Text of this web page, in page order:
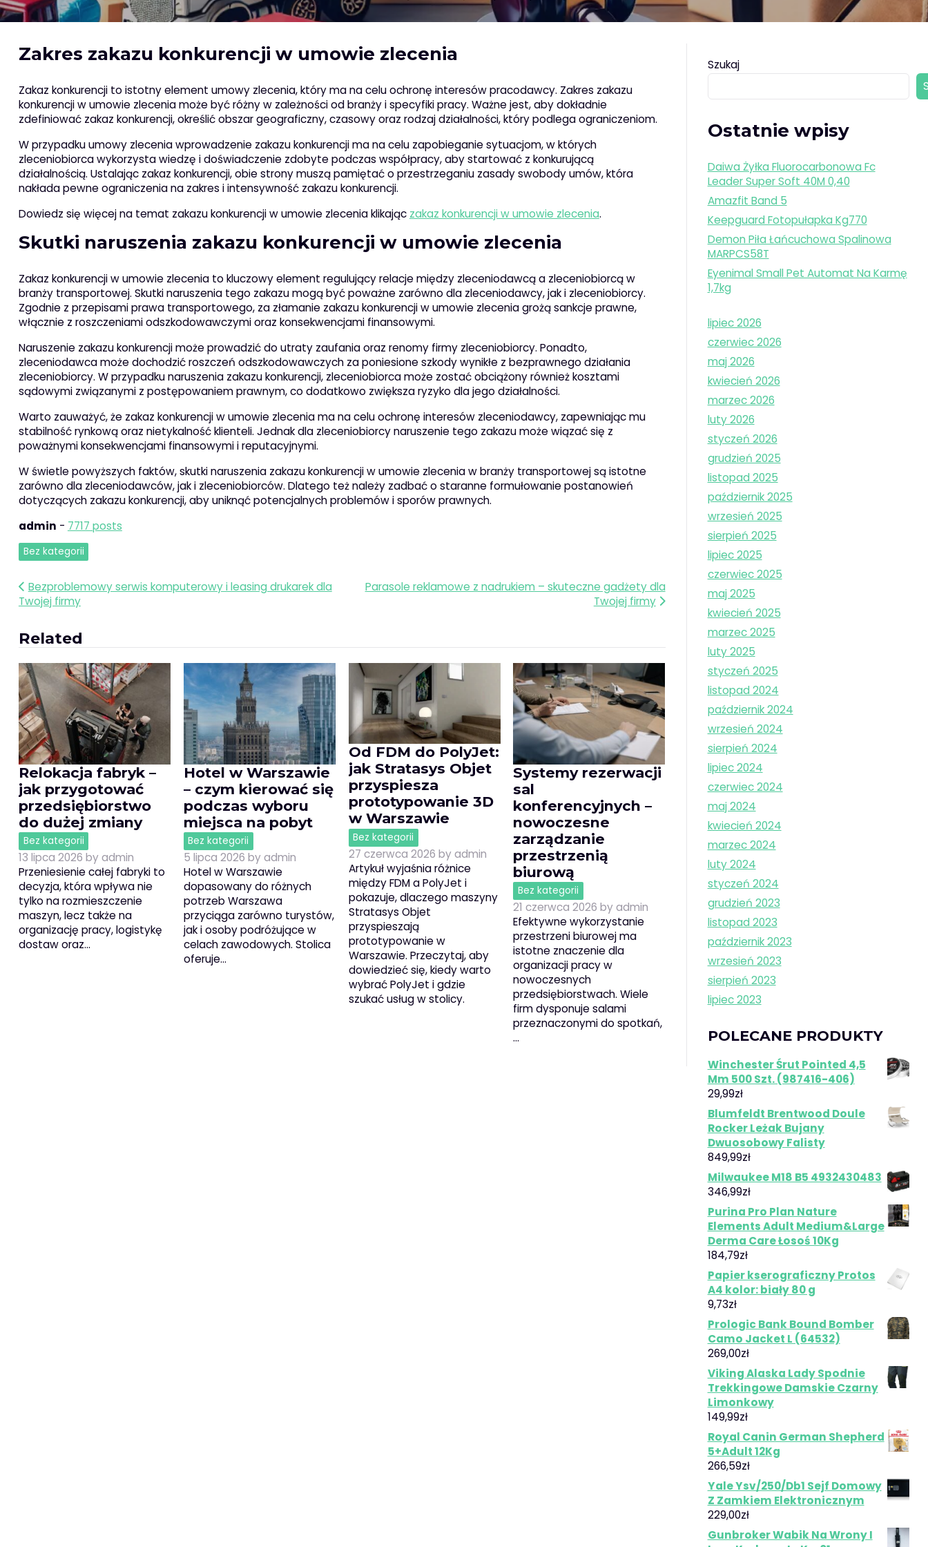
Zakres zakazu konkurencji w umowie zlecenia
Zakaz konkurencji to istotny element umowy zlecenia, który ma na celu ochronę interesów pracodawcy. Zakres zakazu
konkurencji w umowie zlecenia może być różny w zależności od branży i specyfiki pracy. Ważne jest, aby dokładnie
zdefiniować zakaz konkurencji, określić obszar geograficzny, czasowy oraz rodzaj działalności, który podlega ograniczeniom.
W przypadku umowy zlecenia wprowadzenie zakazu konkurencji ma na celu zapobieganie sytuacjom, w których
zleceniobiorca wykorzysta wiedzę i doświadczenie zdobyte podczas współpracy, aby startować z konkurującą
działalnością. Ustalając zakaz konkurencji, obie strony muszą pamiętać o przestrzeganiu zasady swobody umów, która
nakłada pewne ograniczenia na zakres i intensywność zakazu konkurencji.
Dowiedz się więcej na temat zakazu konkurencji w umowie zlecenia klikając zakaz konkurencji w umowie zlecenia.
Skutki naruszenia zakazu konkurencji w umowie zlecenia
Zakaz konkurencji w umowie zlecenia to kluczowy element regulujący relacje między zleceniodawcą a zleceniobiorcą w
branży transportowej. Skutki naruszenia tego zakazu mogą być poważne zarówno dla zleceniodawcy, jak i zleceniobiorcy.
Zgodnie z przepisami prawa transportowego, za złamanie zakazu konkurencji w umowie zlecenia grożą sankcje prawne,
włącznie z roszczeniami odszkodowawczymi oraz konsekwencjami finansowymi.
Naruszenie zakazu konkurencji może prowadzić do utraty zaufania oraz renomy firmy zleceniobiorcy. Ponadto,
zleceniodawca może dochodzić roszczeń odszkodowawczych za poniesione szkody wynikłe z bezprawnego działania
zleceniobiorcy. W przypadku naruszenia zakazu konkurencji, zleceniobiorca może zostać obciążony również kosztami
sądowymi związanymi z postępowaniem prawnym, co dodatkowo zwiększa ryzyko dla jego działalności.
Warto zauważyć, że zakaz konkurencji w umowie zlecenia ma na celu ochronę interesów zleceniodawcy, zapewniając mu
stabilność rynkową oraz nietykalność klienteli. Jednak dla zleceniobiorcy naruszenie tego zakazu może wiązać się z
poważnymi konsekwencjami finansowymi i reputacyjnymi.
W świetle powyższych faktów, skutki naruszenia zakazu konkurencji w umowie zlecenia w branży transportowej są istotne
zarówno dla zleceniodawców, jak i zleceniobiorców. Dlatego też należy zadbać o staranne formułowanie postanowień
dotyczących zakazu konkurencji, aby uniknąć potencjalnych problemów i sporów prawnych.
admin - 7717 posts
Bez kategorii
Nawigacja
wpisu
Bezproblemowy serwis komputerowy i leasing drukarek dla
Twojej firmy
Parasole reklamowe z nadrukiem – skuteczne gadżety dla
Twojej firmy
Related
Relokacja fabryk –
jak przygotować
przedsiębiorstwo
do dużej zmiany
Bez kategorii
13 lipca 2026 byadmin
Przeniesienie całej fabryki to
decyzja, która wpływa nie
tylko na rozmieszczenie
maszyn, lecz także na
organizację pracy, logistykę
dostaw oraz…
Hotel w Warszawie
– czym kierować się
podczas wyboru
miejsca na pobyt
Bez kategorii
5 lipca 2026 byadmin
Hotel w Warszawie
dopasowany do różnych
potrzeb Warszawa
przyciąga zarówno turystów,
jak i osoby podróżujące w
celach zawodowych. Stolica
oferuje…
Od FDM do PolyJet:
jak Stratasys Objet
przyspiesza
prototypowanie 3D
w Warszawie
Bez kategorii
27 czerwca 2026 byadmin
Artykuł wyjaśnia różnice
między FDM a PolyJet i
pokazuje, dlaczego maszyny
Stratasys Objet
przyspieszają
prototypowanie w
Warszawie. Przeczytaj, aby
dowiedzieć się, kiedy warto
wybrać PolyJet i gdzie
szukać usług w stolicy.
Systemy rezerwacji
sal
konferencyjnych –
nowoczesne
zarządzanie
przestrzenią
biurową
Bez kategorii
21 czerwca 2026 byadmin
Efektywne wykorzystanie
przestrzeni biurowej ma
istotne znaczenie dla
organizacji pracy w
nowoczesnych
przedsiębiorstwach. Wiele
firm dysponuje salami
przeznaczonymi do spotkań,
…
Szukaj
Ostatnie wpisy
Daiwa Żyłka Fluorocarbonowa Fc
Leader Super Soft 40M 0,40
Amazfit Band 5
Keepguard Fotopułapka Kg770
Demon Piła Łańcuchowa Spalinowa
MARPCS58T
Eyenimal Small Pet Automat Na Karmę
1,7kg
lipiec 2026
czerwiec 2026
maj 2026
kwiecień 2026
marzec 2026
luty 2026
styczeń 2026
grudzień 2025
listopad 2025
październik 2025
wrzesień 2025
sierpień 2025
lipiec 2025
czerwiec 2025
maj 2025
kwiecień 2025
marzec 2025
luty 2025
styczeń 2025
listopad 2024
październik 2024
wrzesień 2024
sierpień 2024
lipiec 2024
czerwiec 2024
maj 2024
kwiecień 2024
marzec 2024
luty 2024
styczeń 2024
grudzień 2023
listopad 2023
październik 2023
wrzesień 2023
sierpień 2023
lipiec 2023
POLECANE PRODUKTY
Winchester Śrut Pointed 4,5
Mm 500 Szt. (987416-406)
29,99zł
Blumfeldt Brentwood Doule
Rocker Leżak Bujany
Dwuosobowy Falisty
849,99zł
Milwaukee M18 B5 4932430483
346,99zł
Purina Pro Plan Nature
Elements Adult Medium&Large
Derma Care Łosoś 10Kg
184,79zł
Papier kserograficzny Protos
A4 kolor: biały 80 g
9,73zł
Prologic Bank Bound Bomber
Camo Jacket L (64532)
269,00zł
Viking Alaska Lady Spodnie
Trekkingowe Damskie Czarny
Limonkowy
149,99zł
Royal Canin German Shepherd
5+Adult 12Kg
266,59zł
Yale Ysv/250/Db1 Sejf Domowy
Z Zamkiem Elektronicznym
229,00zł
Gunbroker Wabik Na Wrony I